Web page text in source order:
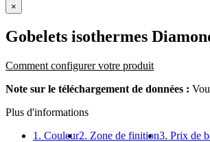
×
Gobelets isothermes
Comment configurer votre produit
Note sur le téléchargement de données :
Plus d'informations
1. Couleur2. Zone de finition3. Prix de